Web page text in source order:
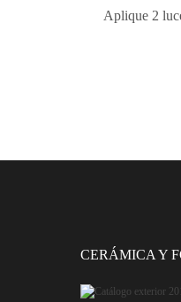
Aplique 2
CERÁMICA Y